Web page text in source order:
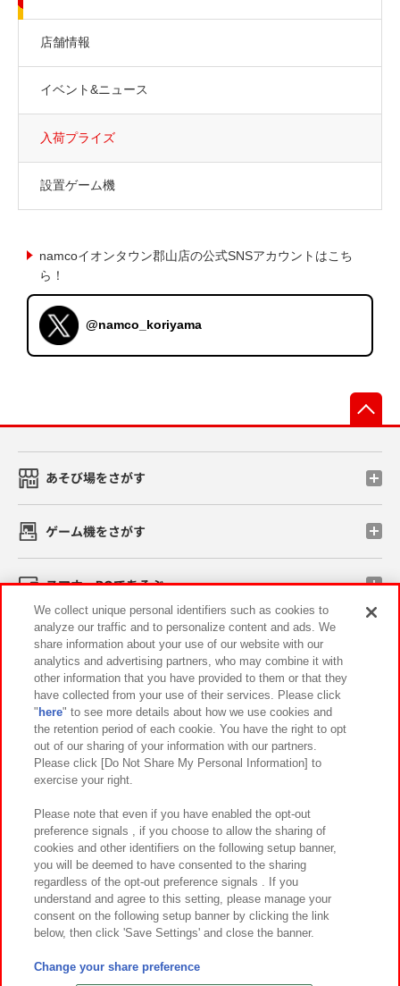
店舗情報
イベント&ニュース
入荷プライズ
設置ゲーム機
namcoイオンタウン郡山店の公式SNSアカウントはこち
ら！
@namco_koriyama
あそび場をさがす
ゲーム機をさがす
スマホ・PCであそぶ
イベント・キャンペーン
関連会社 サステナビリティ サイトポリシー
プライバシーポリシー ウェブアクセシビリティ方針と検証結果
お取引先さまとともに
カスタマーハラスメント対応方針 よくあるご質問・お問い合わせ
©Bandai Namco Amusement Inc.
©Bandai Namco Amusement Lab Inc.
We collect unique personal identifiers such as cookies to
analyze our traffic and to personalize content and ads. We
share information about your use of our website with our
analytics and advertising partners, who may combine it with
other information that you have provided to them or that they
have collected from your use of their services. Please click
" here" to see more details about how we use cookies and
the retention period of each cookie. You have the right to opt
out of our sharing of your information with our partners.
Please click [Do Not Share My Personal Information] to
exercise your right.
Please note that even if you have enabled the opt-out
preference signals , if you choose to allow the sharing of
cookies and other identifiers on the following setup banner,
you will be deemed to have consented to the sharing
regardless of the opt-out preference signals . If you
understand and agree to this setting, please manage your
consent on the following setup banner by clicking the link
below, then click 'Save Settings' and close the banner.
Change your share preference